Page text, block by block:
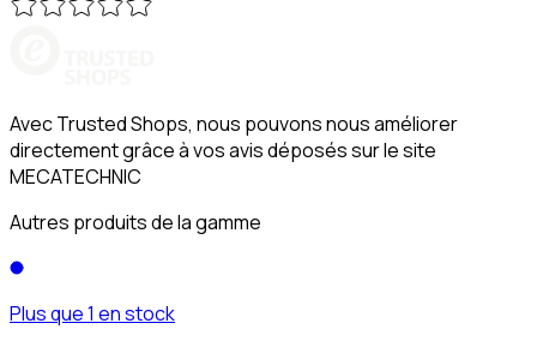
Avec Trusted Shops, nous pouvons nous améliorer
directement grâce à vos avis déposés sur le site
MECATECHNIC
Autres produits de la gamme
Plus que 1 en stock